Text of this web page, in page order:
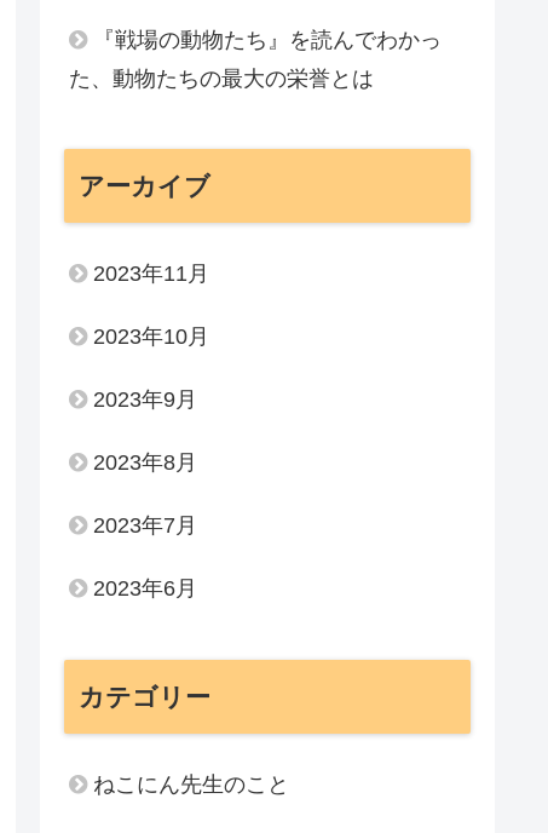
『戦場の動物たち』を読んでわかっ
た、動物たちの最大の栄誉とは
アーカイブ
2023年11月
2023年10月
2023年9月
2023年8月
2023年7月
2023年6月
カテゴリー
ねこにん先生のこと